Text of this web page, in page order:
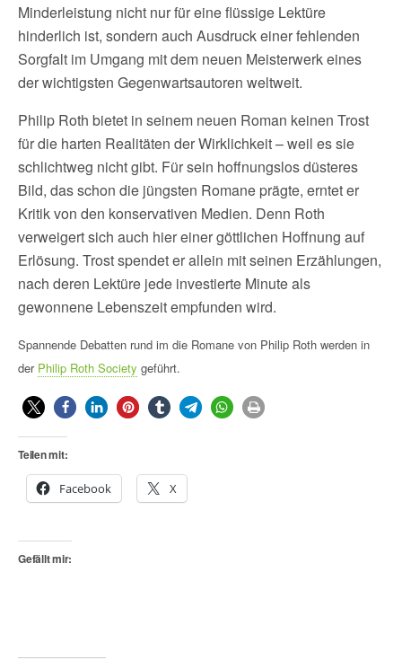
Minderleistung nicht nur für eine flüssige Lektüre
hinderlich ist, sondern auch Ausdruck einer fehlenden
Sorgfalt im Umgang mit dem neuen Meisterwerk eines
der wichtigsten Gegenwartsautoren weltweit.
Philip Roth bietet in seinem neuen Roman keinen Trost
für die harten Realitäten der Wirklichkeit – weil es sie
schlichtweg nicht gibt. Für sein hoffnungslos düsteres
Bild, das schon die jüngsten Romane prägte, erntet er
Kritik von den konservativen Medien. Denn Roth
verweigert sich auch hier einer göttlichen Hoffnung auf
Erlösung. Trost spendet er allein mit seinen Erzählungen,
nach deren Lektüre jede investierte Minute als
gewonnene Lebenszeit empfunden wird.
Spannende Debatten rund im die Romane von Philip Roth werden in
der Philip Roth Society geführt.
Teilen mit:
Facebook X
Gefällt mir: